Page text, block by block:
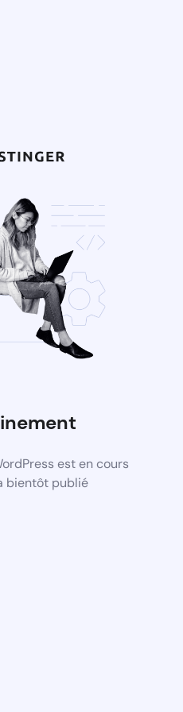
est en cours
bientôt publié